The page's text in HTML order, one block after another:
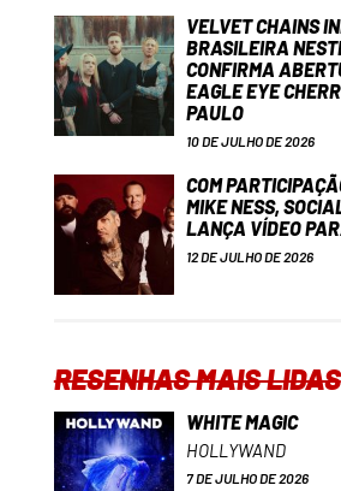
VELVET CHAINS
BRASILEIRA
CONFIRMA
EAGLE EYE
PAULO
10 DE JULHO DE 2026
COM
MIKE NESS,
LANÇA VÍDEO
12 DE JULHO DE 2026
RESENHAS MAIS LIDAS
WHITE MAGIC
HOLLYWAND
7 DE JULHO DE 2026